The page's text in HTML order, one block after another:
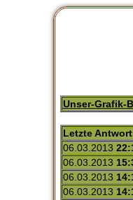
Unser-Grafik-
Letzte Antwort
06.03.2013
06.03.2013
06.03.2013
06.03.2013